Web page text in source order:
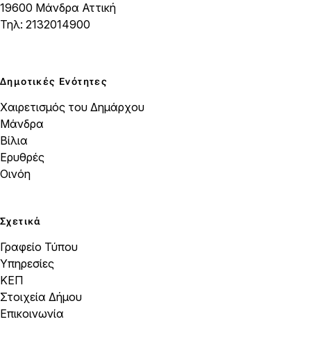
19600 Μάνδρα Αττική
Τηλ: 2132014900
Δημοτικές Ενότητες
Χαιρετισμός του Δημάρχου
Μάνδρα
Βίλια
Ερυθρές
Οινόη
Σχετικά
Γραφείο Τύπου
Υπηρεσίες
ΚΕΠ
Στοιχεία Δήμου
Επικοινωνία